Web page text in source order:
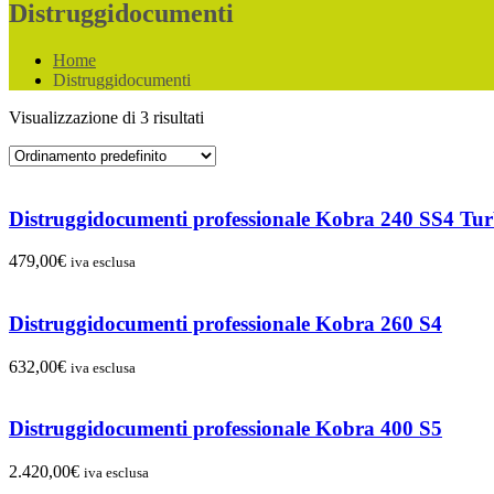
Distruggidocumenti
Home
Distruggidocumenti
Visualizzazione di 3 risultati
Distruggidocumenti professionale Kobra 240 SS4
479,00€ iva esclusa
Distruggidocumenti professionale Kobra 260 S4
632,00€ iva esclusa
Distruggidocumenti professionale Kobra 400 S5
2.420,00€ iva esclusa